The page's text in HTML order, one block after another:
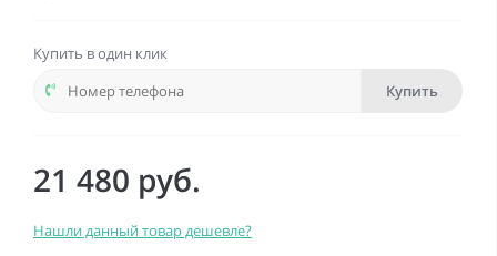
Купить в один клик
Купить
21 480 руб.
Нашли данный товар дешевле?